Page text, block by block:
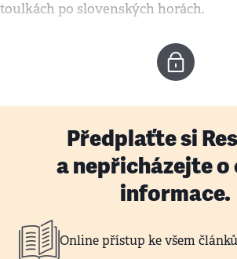
toulkách po slovenských horách.
Předplaťte si
a nepřicházejte o
informace.
Online přístup ke všem